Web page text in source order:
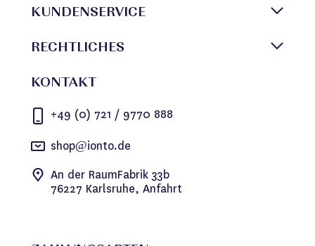
KUNDENSERVICE
RECHTLICHES
KONTAKT
+49 (0) 721 / 9770 888
shop@ionto.de
An der RaumFabrik 33b
76227 Karlsruhe, Anfahrt